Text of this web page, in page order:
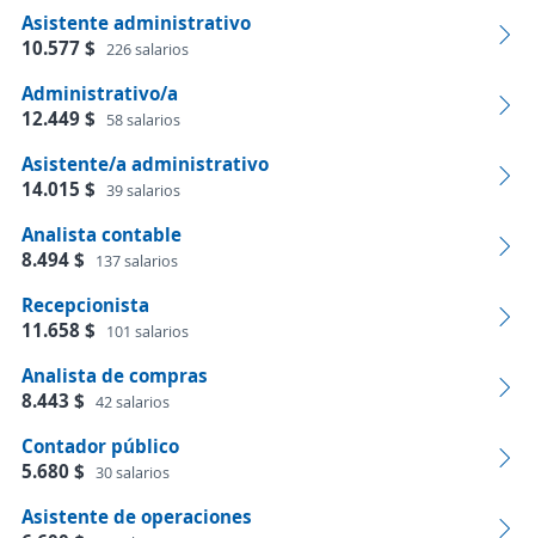
Asistente administrativo
10.577 $ 226 salarios
Administrativo/a
12.449 $
58 salarios
Asistente/a administrativo
14.015 $ 39 salarios
Analista contable
8.494 $
137 salarios
Recepcionista
11.658 $
101 salarios
Analista de compras
8.443 $ 42 salarios
Contador público
5.680 $ 30 salarios
Asistente de operaciones